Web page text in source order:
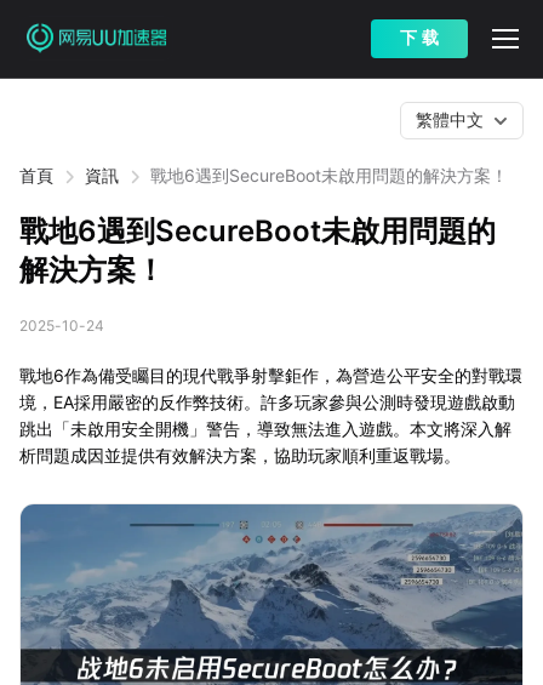
下 载
首頁 資訊 戰地6遇到SecureBoot未啟用問題的解決方案！
繁體中文
戰地6遇到SecureBoot未啟用問題的
解決方案！
2025-10-24
戰地6作為備受矚目的現代戰爭射擊鉅作，為營造公平安全的對戰環
境，EA採用嚴密的反作弊技術。許多玩家參與公測時發現遊戲啟動
跳出「未啟用安全開機」警告，導致無法進入遊戲。本文將深入解
析問題成因並提供有效解決方案，協助玩家順利重返戰場。